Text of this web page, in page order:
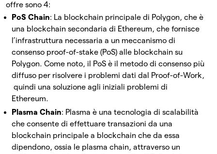
offre sono 4:
PoS Chain: La blockchain principale di Polygon, che è
una blockchain secondaria di Ethereum, che fornisce
l’infrastruttura necessaria a un meccanismo di
consenso proof-of-stake (PoS) alle blockchain su
Polygon. Come noto, il PoS è il metodo di consenso più
diffuso per risolvere i problemi dati dal Proof-of-Work,
quindi una soluzione agli iniziali problemi di
Ethereum.
Plasma Chain: Plasma è una tecnologia di scalabilità
che consente di effettuare transazioni da una
blockchain principale a blockchain che da essa
dipendono, ossia le plasma chain, attraverso un